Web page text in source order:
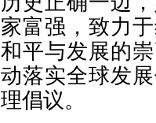
家富强，致力
和平与发展的
动落实全球发
理倡议。